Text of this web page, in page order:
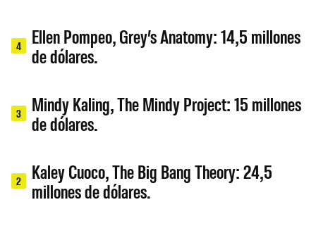
4
Ellen Pompeo, Grey’s Anatomy: 14,5 millones
de dólares.
3
Mindy Kaling, The Mindy Project: 15 millones
de dólares.
2
Kaley Cuoco, The Big Bang Theory: 24,5
millones de dólares.